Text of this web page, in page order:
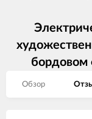
бордовом
Обзор